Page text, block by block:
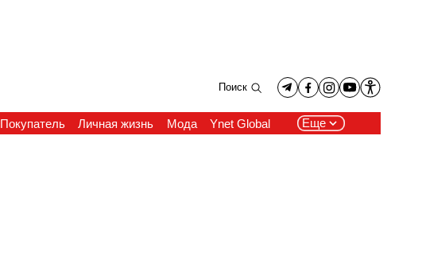
Поиск
Покупатель Личная жизнь Мода Ynet Global Еще